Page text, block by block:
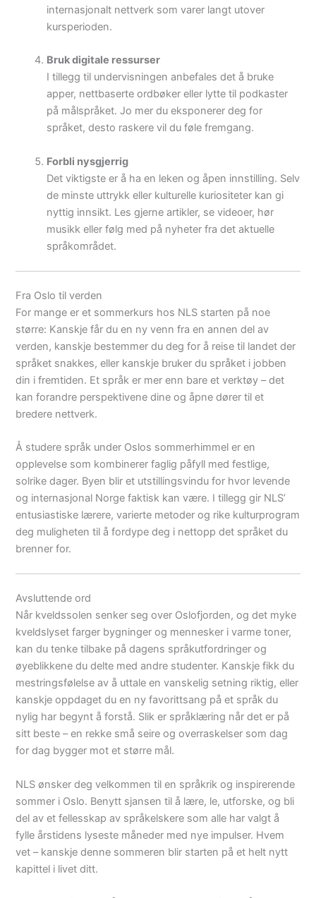
internasjonalt nettverk som varer langt utover
kursperioden.
Bruk digitale ressurser
I tillegg til undervisningen anbefales det å bruke
apper, nettbaserte ordbøker eller lytte til podkaster
på målspråket. Jo mer du eksponerer deg for
språket, desto raskere vil du føle fremgang.
Forbli nysgjerrig
Det viktigste er å ha en leken og åpen innstilling. Selv
de minste uttrykk eller kulturelle kuriositeter kan gi
nyttig innsikt. Les gjerne artikler, se videoer, hør
musikk eller følg med på nyheter fra det aktuelle
språkområdet.
Fra Oslo til verden
For mange er et sommerkurs hos NLS starten på noe
større: Kanskje får du en ny venn fra en annen del av
verden, kanskje bestemmer du deg for å reise til landet der
språket snakkes, eller kanskje bruker du språket i jobben
din i fremtiden. Et språk er mer enn bare et verktøy – det
kan forandre perspektivene dine og åpne dører til et
bredere nettverk.
Å studere språk under Oslos sommerhimmel er en
opplevelse som kombinerer faglig påfyll med festlige,
solrike dager. Byen blir et utstillingsvindu for hvor levende
og internasjonal Norge faktisk kan være. I tillegg gir NLS’
entusiastiske lærere, varierte metoder og rike kulturprogram
deg muligheten til å fordype deg i nettopp det språket du
brenner for.
Avsluttende ord
Når kveldssolen senker seg over Oslofjorden, og det myke
kveldslyset farger bygninger og mennesker i varme toner,
kan du tenke tilbake på dagens språkutfordringer og
øyeblikkene du delte med andre studenter. Kanskje fikk du
mestringsfølelse av å uttale en vanskelig setning riktig, eller
kanskje oppdaget du en ny favorittsang på et språk du
nylig har begynt å forstå. Slik er språklæring når det er på
sitt beste – en rekke små seire og overraskelser som dag
for dag bygger mot et større mål.
NLS ønsker deg velkommen til en språkrik og inspirerende
sommer i Oslo. Benytt sjansen til å lære, le, utforske, og bli
del av et fellesskap av språkelskere som alle har valgt å
fylle årstidens lyseste måneder med nye impulser. Hvem
vet – kanskje denne sommeren blir starten på et helt nytt
kapittel i livet ditt.